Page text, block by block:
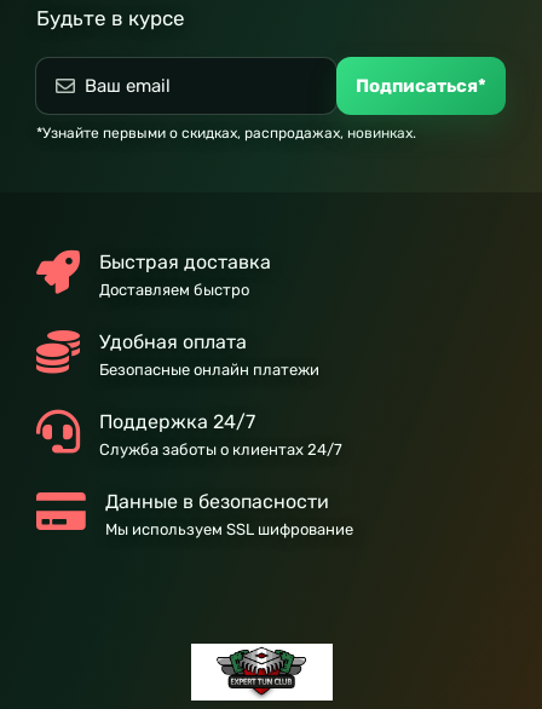
Будьте в курсе
Подписаться*
*Узнайте первыми о скидках, распродажах, новинках.
Быстрая доставка
Доставляем быстро
Удобная оплата
Безопасные онлайн платежи
Поддержка 24/7
Служба заботы о клиентах 24/7
Данные в безопасности
Мы используем SSL шифрование